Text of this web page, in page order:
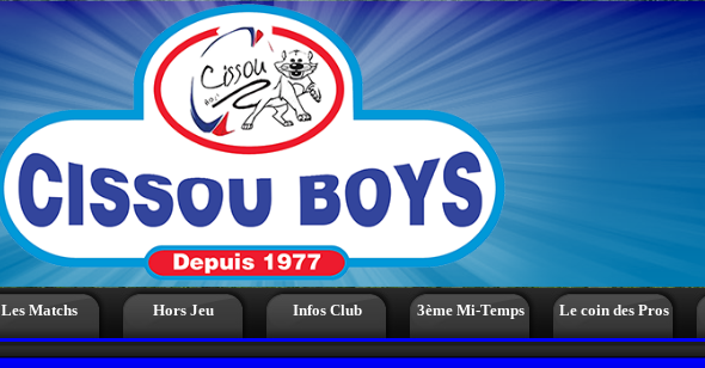
Les Matchs Hors Jeu Infos Club 3ème Mi-Temps Le coin des Pros